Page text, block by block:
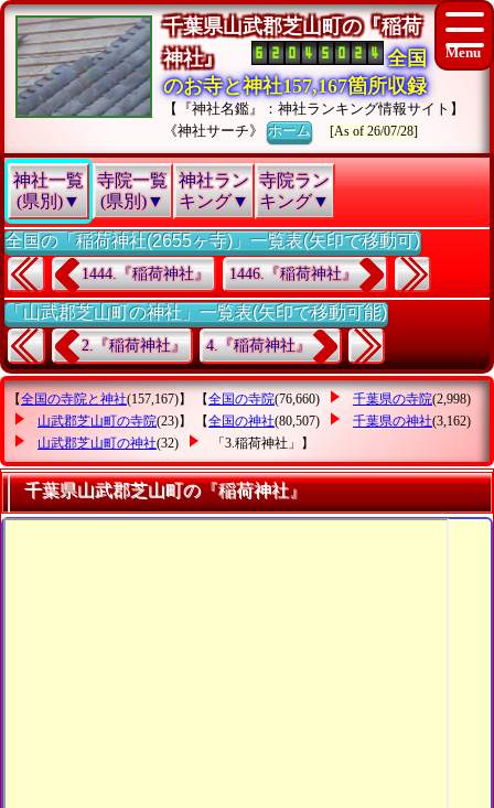
千葉県山武郡芝山町の『稲荷
神社』
全国
のお寺と神社157,167箇所収録
【『神社名鑑』：神社ランキング情報サイト】
《神社サーチ》ホーム [As of 26/07/28]
神社一覧
(県別)▼
寺院一覧
(県別)▼
神社ラン
キング▼
寺院ラン
キング▼
全国の「稲荷神社(2655ヶ寺)」一覧表(矢印で移動可)
1444.『稲荷神社』 1446.『稲荷神社』
「山武郡芝山町の神社」一覧表(矢印で移動可能)
2.『稲荷神社』 4.『稲荷神社』
【全国の寺院と神社(157,167)】 【全国の寺院(76,660) 千葉県の寺院(2,998)
山武郡芝山町の寺院(23)】 【全国の神社(80,507) 千葉県の神社(3,162)
山武郡芝山町の神社(32) 「3.稲荷神社」 】
千葉県山武郡芝山町の『稲荷神社』